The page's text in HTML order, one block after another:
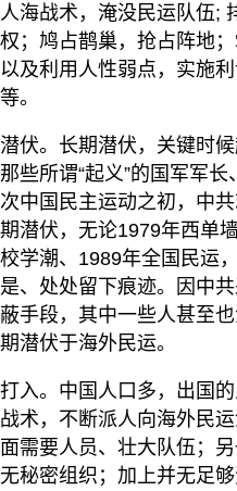
人海战术，淹没民运队伍;
权；鸠占鹊巢，抢占阵地；
以及利用人性弱点，实施
等。
潜伏。长期潜伏，关键时
那些所谓“起义”的国军军
次中国民主运动之初，中
期潜伏，无论1979年西单
校学潮、1989年全国民运
是、处处留下痕迹。因中
蔽手段，其中一些人甚至
期潜伏于海外民运。
打入。中国人口多，出国
战术，不断派人向海外民
面需要人员、壮大队伍；
无秘密组织；加上并无足